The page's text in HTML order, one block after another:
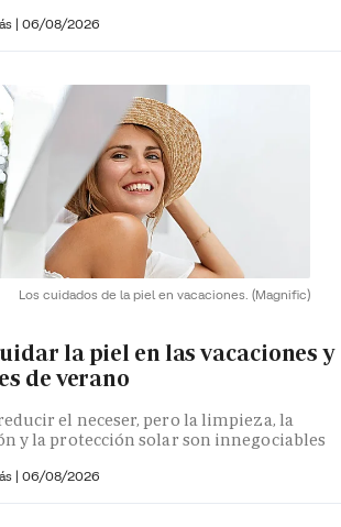
| 06/08/2026
Los cuidados de la piel en vacaciones. (Magnific)
la piel en las vacaciones y
de verano
el neceser, pero la limpieza, la
y la protección solar son innegociables
| 06/08/2026